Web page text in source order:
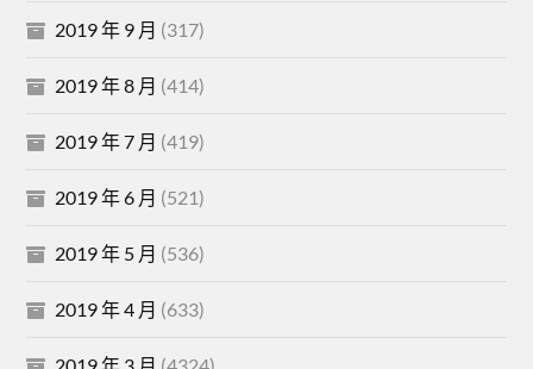
2019 年 9 月 (317)
2019 年 8 月 (414)
2019 年 7 月 (419)
2019 年 6 月 (521)
2019 年 5 月 (536)
2019 年 4 月 (633)